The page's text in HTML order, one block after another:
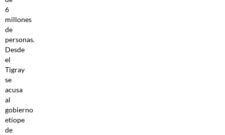
6
millones
de
personas.
Desde
el
Tigray
se
acusa
al
gobierno
etíope
de